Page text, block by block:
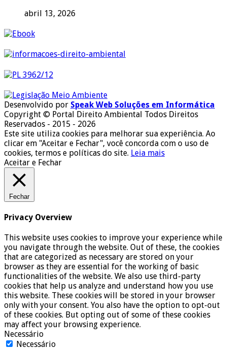
abril 13, 2026
Desenvolvido por Speak Web Soluções em Informática
Copyright © Portal Direito Ambiental Todos Direitos
Reservados - 2015 - 2026
Este site utiliza cookies para melhorar sua experiência. Ao
clicar em "Aceitar e Fechar", você concorda com o uso de
cookies, termos e políticas do site. Leia mais
Aceitar e Fechar
Fechar
Privacy Overview
This website uses cookies to improve your experience while
you navigate through the website. Out of these, the cookies
that are categorized as necessary are stored on your
browser as they are essential for the working of basic
functionalities of the website. We also use third-party
cookies that help us analyze and understand how you use
this website. These cookies will be stored in your browser
only with your consent. You also have the option to opt-out
of these cookies. But opting out of some of these cookies
may affect your browsing experience.
Necessário
Necessário